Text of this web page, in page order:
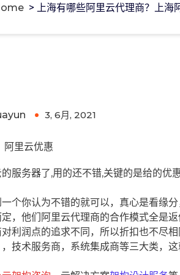
> 上海有哪些阿里云代理商？上海
3, 6月, 2021
阿里云优惠
服务器了,用的还不错,关键的是给的优
个你认为不错的就可以，真心是看缘
，他们阿里云代理商的合作模式全是
利润点的追求不同，所以折扣也不尽相
技术服务商，系统集成商等三大类，